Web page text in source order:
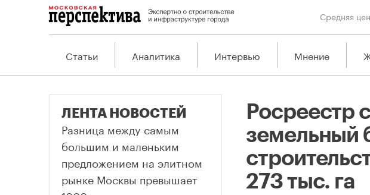
Средняя
Статьи Аналитика Интервью Мнение
Росреестр
земельный
273 тыс. га
ЛЕНТА НОВОСТЕЙ
Разница между самым
большим и маленьким
предложением на элитном
рынке Москвы превышает